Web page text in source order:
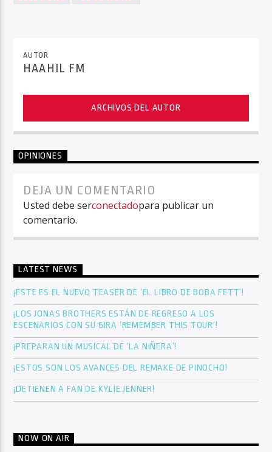
AUTOR
HAAHIL FM
ARCHIVOS DEL AUTOR
OPINIONES
DEJA UN COMENTARIO
Usted debe serconectadopara publicar un
comentario.
LATEST NEWS
¡ESTE ES EL NUEVO TEASER DE ‘EL LIBRO DE BOBA FETT’!
¡LOS JONAS BROTHERS ESTÁN DE REGRESO A LOS
ESCENARIOS CON SU GIRA ‘REMEMBER THIS TOUR’!
¡PREPARAN UN MUSICAL DE ‘LA NIÑERA’!
¡ESTOS SON LOS AVANCES DEL REMAKE DE PINOCHO!
¡DETIENEN A FAN DE KYLIE JENNER!
NOW ON AIR